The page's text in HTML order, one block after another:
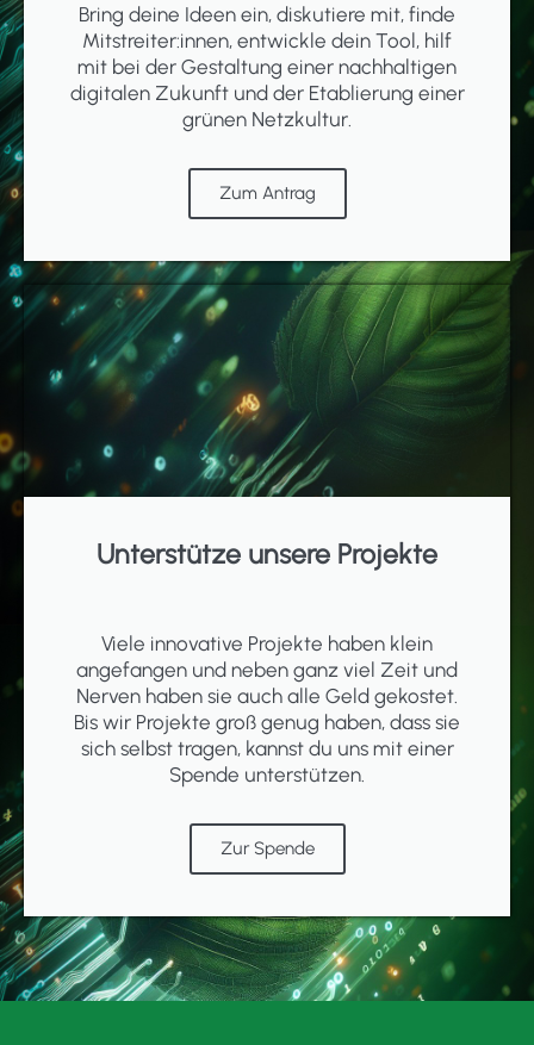
Bring deine Ideen ein, diskutiere mit, finde
Mitstreiter:innen, entwickle dein Tool, hilf
mit bei der Gestaltung einer nachhaltigen
digitalen Zukunft und der Etablierung einer
grünen Netzkultur.
Zum Antrag
Unterstütze unsere Projekte
Viele innovative Projekte haben klein
angefangen und neben ganz viel Zeit und
Nerven haben sie auch alle Geld gekostet.
Bis wir Projekte groß genug haben, dass sie
sich selbst tragen, kannst du uns mit einer
Spende unterstützen.
Zur Spende